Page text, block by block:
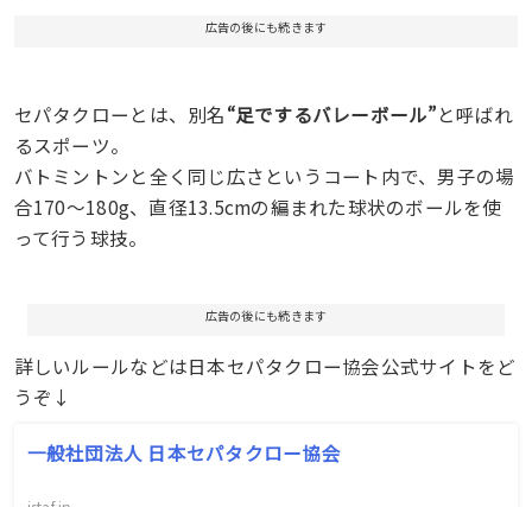
広告の後にも続きます
セパタクローとは、別名“足でするバレーボール”と呼ばれ
るスポーツ。
バトミントンと全く同じ広さというコート内で、男子の場
合170～180g、直径13.5cmの編まれた球状のボールを使
って行う球技。
広告の後にも続きます
詳しいルールなどは日本セパタクロー協会公式サイトをど
うぞ↓
一般社団法人 日本セパタクロー協会